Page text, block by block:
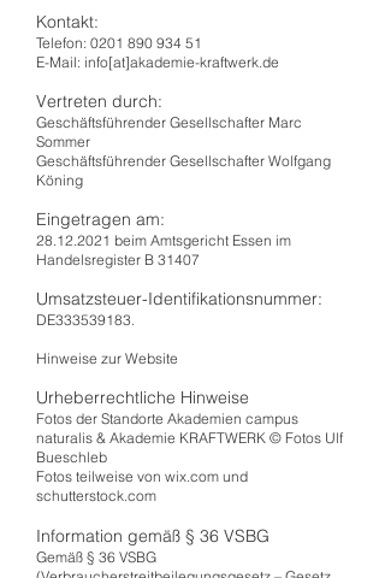
Kontakt:
Telefon: 0201 890 934 51
E-Mail: info[at]akademie-kraftwerk.de
Vertreten durch:
Geschäftsführender Gesellschafter Marc
Sommer
Geschäftsführender Gesellschafter Wolfgang
Köning
Eingetragen am:
28.12.2021 beim Amtsgericht Essen im
Handelsregister B 31407
Umsatzsteuer-Identifikationsnummer:
DE333539183.
Hinweise zur Website
Urheberrechtliche Hinweise
Fotos der Standorte Akademien campus
naturalis & Akademie KRAFTWERK © Fotos Ulf
Bueschleb
Fotos teilweise von wix.com und
schutterstock.com
Information gemäß § 36 VSBG
Gemäß § 36 VSBG